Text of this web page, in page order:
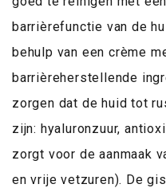
barrièrefunctie van de
behulp van een crème
barrièreherstellende
zorgen dat de huid tot
zijn: hyaluronzuur,
zorgt voor de aanmaak
en vrije vetzuren). De